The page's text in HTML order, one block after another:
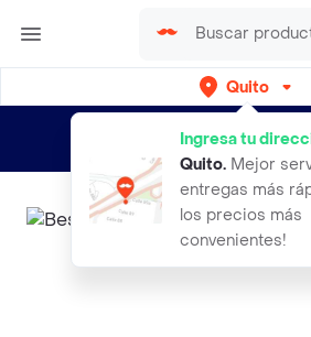
Quito
Ingresa tu
Quito. Mejor
entregas más
los precios más
convenientes!
envíos gratis por semanas